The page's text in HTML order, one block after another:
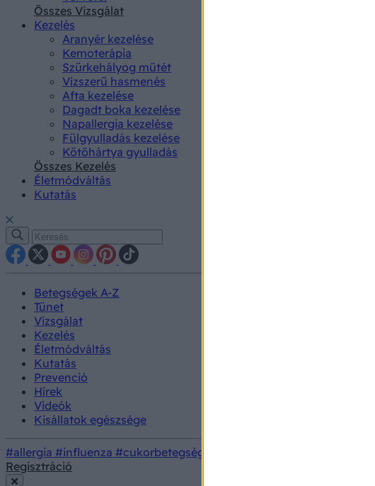
Összes Vizsgálat
Kezelés
Aranyér kezelése
Kemoterápia
Szürkehályog műtét
Vízszerű hasmenés
Afta kezelése
Dagadt boka kezelése
Napallergia kezelése
Fülgyulladás kezelése
Kötőhártya gyulladás
Összes Kezelés
Életmódváltás
Kutatás
Betegségek A-Z
Tünet
Vizsgálat
Kezelés
Életmódváltás
Kutatás
Prevenció
Hírek
Videók
Kisállatok egészsége
#allergia #influenza #cukorbetegség
Regisztráció